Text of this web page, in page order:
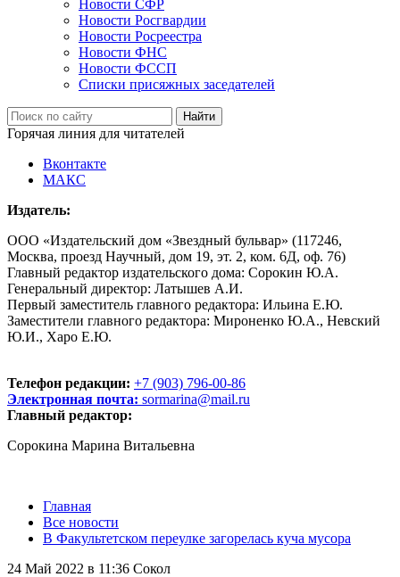
Новости СФР
Новости Росгвардии
Новости Росреестра
Новости ФНС
Новости ФССП
Списки присяжных заседателей
Горячая линия для читателей
Вконтакте
МАКС
Издатель:
ООО «Издательский дом «Звездный бульвар» (117246,
Москва, проезд Научный, дом 19, эт. 2, ком. 6Д, оф. 76)
Главный редактор издательского дома: Сорокин Ю.А.
Генеральный директор: Латышев А.И.
Первый заместитель главного редактора: Ильина Е.Ю.
Заместители главного редактора: Мироненко Ю.А., Невский
Ю.И., Харо Е.Ю.
Телефон редакции: +7 (903) 796-00-86
Электронная почта: sormarina@mail.ru
Главный редактор:
Сорокина Марина Витальевна
Главная
Все новости
В Факультетском переулке загорелась куча мусора
24 Май 2022 в 11:36 Сокол